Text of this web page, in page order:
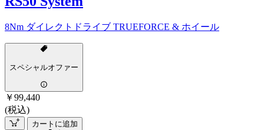
8Nm ダイレクトドライブ TRUEFORCE & ホイール
スペシャルオファー
￥99,440
(税込)
カートに追加